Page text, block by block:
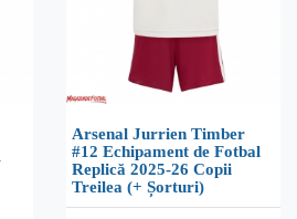
Arsenal Jurrien Timber
#12 Echipament de Fotbal
Replică 2025-26 Copii
Treilea (+ Șorturi)